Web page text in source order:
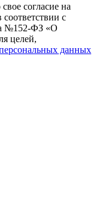
согласие на
с
№152-ФЗ «О
целей,
данных